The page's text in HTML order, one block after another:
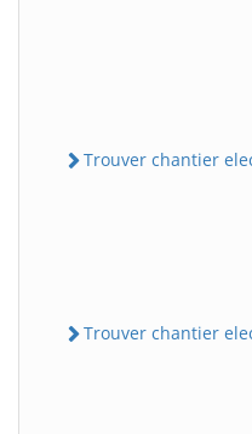
Trouver chantier
Trouver chantier